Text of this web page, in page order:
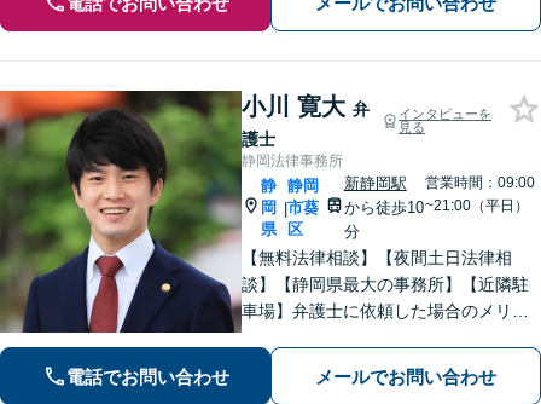
小川 寛大 弁
護士
インタビューを
見る
静岡法律事務所
静
岡
県
|
静岡
市葵
区
新静岡駅
から徒歩10
分
営業時間：09:00
~21:00（平日）
【無料法律相談】【夜間土日法律相
談】【静岡県最大の事務所】【近隣駐
車場】弁護士に依頼した場合のメリッ
電話でお問い合わせ メールでお問い合わせ